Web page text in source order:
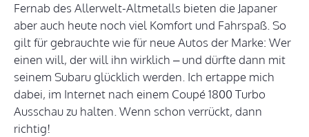
Fernab des Allerwelt-Altmetalls bieten die Japaner
aber auch heute noch viel Komfort und Fahrspaß. So
gilt für gebrauchte wie für neue Autos der Marke: Wer
einen will, der will ihn wirklich – und dürfte dann mit
seinem Subaru glücklich werden. Ich ertappe mich
dabei, im Internet nach einem Coupé 1800 Turbo
Ausschau zu halten. Wenn schon verrückt, dann
richtig!